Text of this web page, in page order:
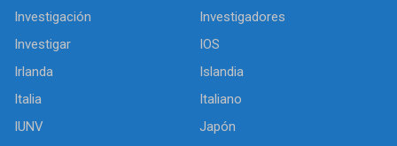
Investigación
Investigadores
Investigar
IOS
Irlanda
Islandia
Italia
Italiano
IUNV
Japón